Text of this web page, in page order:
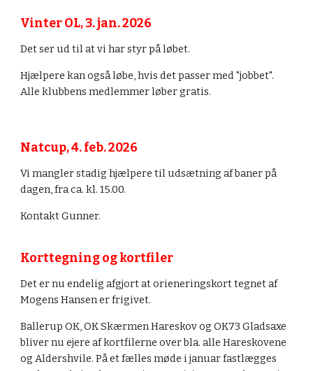
Vinter OL, 3. jan. 2026
Det ser ud til at vi har styr på løbet.
Hjælpere kan også løbe, hvis det passer med "jobbet".
Alle klubbens medlemmer løber gratis.
Natcup, 4. feb. 2026
Vi mangler stadig hjælpere til udsætning af baner på
dagen, fra ca. kl. 15.00.
Kontakt Gunner.
Korttegning og kortfiler
Det er nu endelig afgjort at orieneringskort tegnet af
Mogens Hansen er frigivet.
Ballerup OK, OK Skærmen Hareskov og OK73 Gladsaxe
bliver nu ejere af kortfilerne over bla. alle Hareskovene
og Aldershvile. På et fælles møde i januar fastlægges